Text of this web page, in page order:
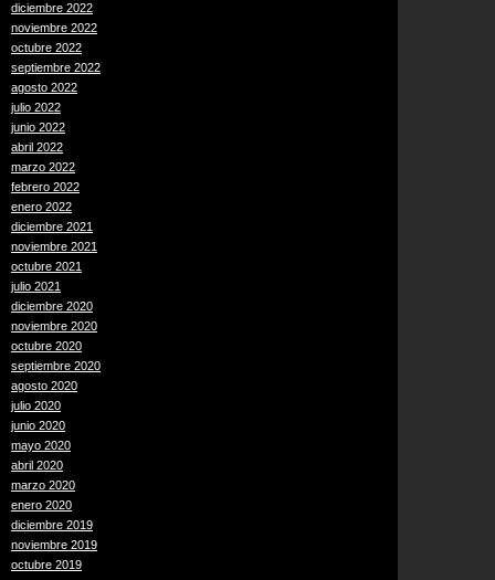
diciembre 2022
noviembre 2022
octubre 2022
septiembre 2022
agosto 2022
julio 2022
junio 2022
abril 2022
marzo 2022
febrero 2022
enero 2022
diciembre 2021
noviembre 2021
octubre 2021
julio 2021
diciembre 2020
noviembre 2020
octubre 2020
septiembre 2020
agosto 2020
julio 2020
junio 2020
mayo 2020
abril 2020
marzo 2020
enero 2020
diciembre 2019
noviembre 2019
octubre 2019